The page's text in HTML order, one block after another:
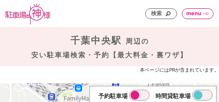
検索 menu
千葉中央駅
周辺の
安い駐車場検索・予約【最大料金・裏ワザ】
本ページにはPRが含まれています。
予約駐車場 時間貸駐車場